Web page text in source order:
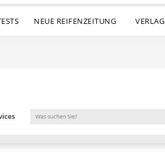
NEUE REIFENZEITUNG VERLAG